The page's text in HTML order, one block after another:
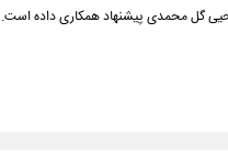
گل محمدی پیشنهاد همکاری داده است‌.